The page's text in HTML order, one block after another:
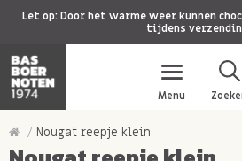
Let op: Door het warme weer kunnen
tijdens
Menu
Nougat reepje klein